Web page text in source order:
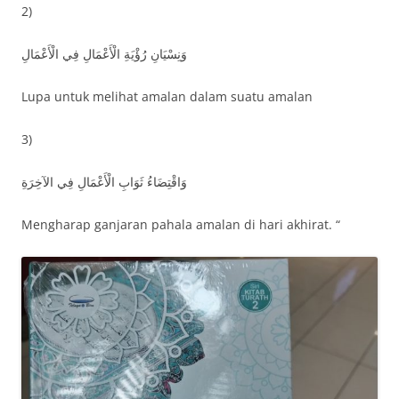
2)
وَنِسْيَانِ رُؤْيَةِ الْأَعْمَالِ فِي الْأَعْمَالِ
Lupa untuk melihat amalan dalam suatu amalan
3)
وَاقْتِضَاءُ ثَوَابِ الْأَعْمَالِ فِي الآخِرَةِ
Mengharap ganjaran pahala amalan di hari akhirat. “